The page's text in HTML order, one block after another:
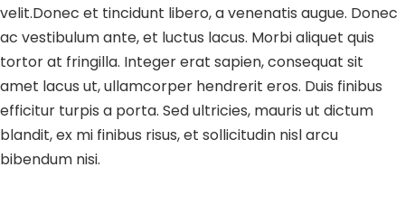
velit.Donec et tincidunt libero, a venenatis augue. Donec
ac vestibulum ante, et luctus lacus. Morbi aliquet quis
tortor at fringilla. Integer erat sapien, consequat sit
amet lacus ut, ullamcorper hendrerit eros. Duis finibus
efficitur turpis a porta. Sed ultricies, mauris ut dictum
blandit, ex mi finibus risus, et sollicitudin nisl arcu
bibendum nisi.